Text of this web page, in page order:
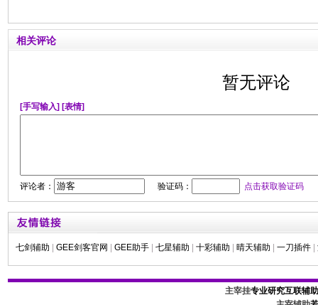
相关评论
暂无评论
[手写输入] [表情]
评论者： 验证码： 点击获取验证码
七剑辅助 GEE剑客官网 GEE助手 七星辅助 十彩辅助 晴天辅助 一刀插件
主宰挂专业研究互联辅